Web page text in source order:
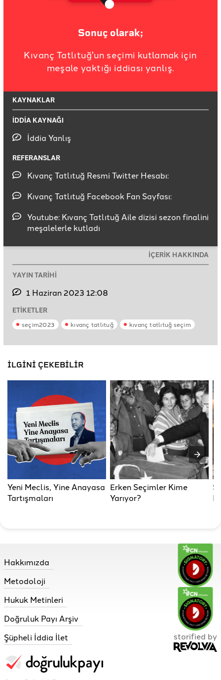
Sonuç olarak;
Kıvanç Tatlıtuğ'un seçimi kutlamak için
meşale yaktığı iddiası yanlış.
KAYNAKLAR
İDDİA KAYNAĞI
İddia Yanlış
REFERANSLAR
Kıvanç Tatlıtuğ Resmi Twitter Hesabı:
Kıvanç Tatlıtuğ Facebook Fan Sayfası:
Youtube: Kıvanç Tatlıtuğ Aile dizisi sezon finalini
meşalelerle kutladı
İÇERİK HAKKINDA
YAYIN TARİHİ
1 Haziran 2023 12:08
ETİKETLER
seçim2023 kıvanç tatlıtuğ kıvanç tatlıtuğ seçim
İLGİNİ ÇEKEBİLİR
Yeni Meclis, Yine Anayasa
Tartışmaları
Erken Seçimler Kime
Yarıyor?
Hakkımızda
Metodoloji
Hukuk Metinleri
Doğruluk Payı Arşiv
Şüpheli İddia İlet
storified by